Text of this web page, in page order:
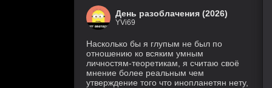
День разоблачения (2026)
YVi69
Насколько бы я глупым не был по
отношению ко всяким умным
личностям-теоретикам, я считаю своё
мнение более реальным чем
утверждение того что инопланетян нету,